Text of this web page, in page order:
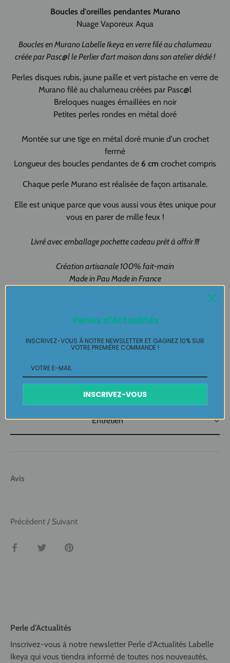
Boucles d'oreilles pendantes Murano
Nuage Vaporeux Aqua
Boucles en Murano Labelle Ikeya en verre filé au chalumeau
créée par Pasc@l le Perlier d'art maison dans son atelier dédié !
Perles disques rubis, jaune paille et vert pistache en verre de
Murano filé au chalumeau créées par Pasc@l
Breloques nuages émaillées en noir
Petites perles rondes en métal doré
Montée sur une tige en métal doré munie d'un crochet
fermé
Longueur des boucles pendantes de 6 cm crochet compris
Chaque perle Murano est réalisée de façon artisanale.
Elle est unique parce que vous aussi vous êtes unique pour
vous en parer de mille feux !
Livré avec emballage pochette cadeau prêt à offrir !!!
Création artisanale 100% fait-main
Made in Pau Made in France
Boucle Murano pièce unique LABELLE IKEYA : du jamais vu,
Retours Gratuits
Entretien
Avis
Précédent / Suivant
Partager TweeterÉpingler
Perle d'Actualités
Inscrivez-vous à notre newsletter Perle d'Actualités Labelle
Ikeya qui vous tiendra informé de toutes nos nouveautés,
Perles d'Actualités
INSCRIVEZ-VOUS À NOTRE NEWSLETTER ET GAGNEZ 10% SUR
VOTRE PREMIÈRE COMMANDE !
INSCRIVEZ-VOUS